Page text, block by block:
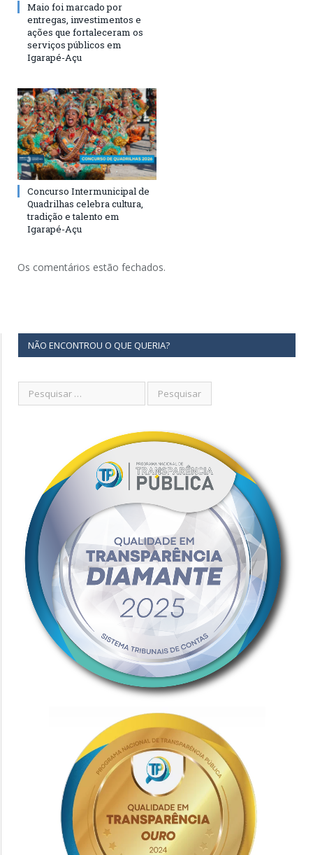
Maio foi marcado por
entregas, investimentos e
ações que fortaleceram os
serviços públicos em
Igarapé-Açu
Concurso Intermunicipal de
Quadrilhas celebra cultura,
tradição e talento em
Igarapé-Açu
Os comentários estão fechados.
NÃO ENCONTROU O QUE QUERIA?